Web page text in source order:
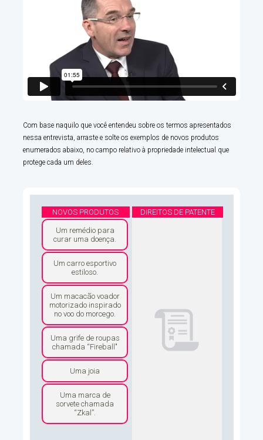
Com base naquilo que você entendeu sobre os termos apresentados
nessa entrevista, arraste e solte os exemplos de novos produtos
enumerados abaixo, no campo relativo à propriedade intelectual que
protege cada um deles.